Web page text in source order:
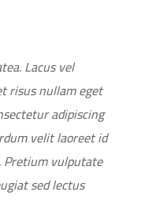
Lacus vel
risus nullam eget
adipiscing
velit laoreet id
Pretium vulputate
sed lectus